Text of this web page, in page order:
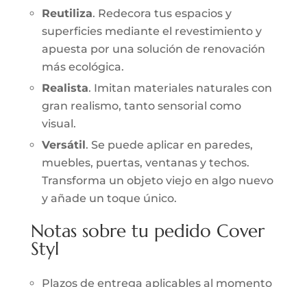
Reutiliza. Redecora tus espacios y
superficies mediante el revestimiento y
apuesta por una solución de renovación
más ecológica.
Realista. Imitan materiales naturales con
gran realismo, tanto sensorial como
visual.
Versátil . Se puede aplicar en paredes,
muebles, puertas, ventanas y techos.
Transforma un objeto viejo en algo nuevo
y añade un toque único.
Notas sobre tu pedido Cover
Styl
Plazos de entrega aplicables al momento